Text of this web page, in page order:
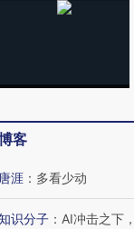
走进第四届链博
智科技“链”接产
【特
客
唐涯 ： 多看少动
识分子 ： AI冲击之下